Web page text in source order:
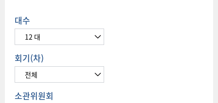
대수
회기(차)
소관위원회